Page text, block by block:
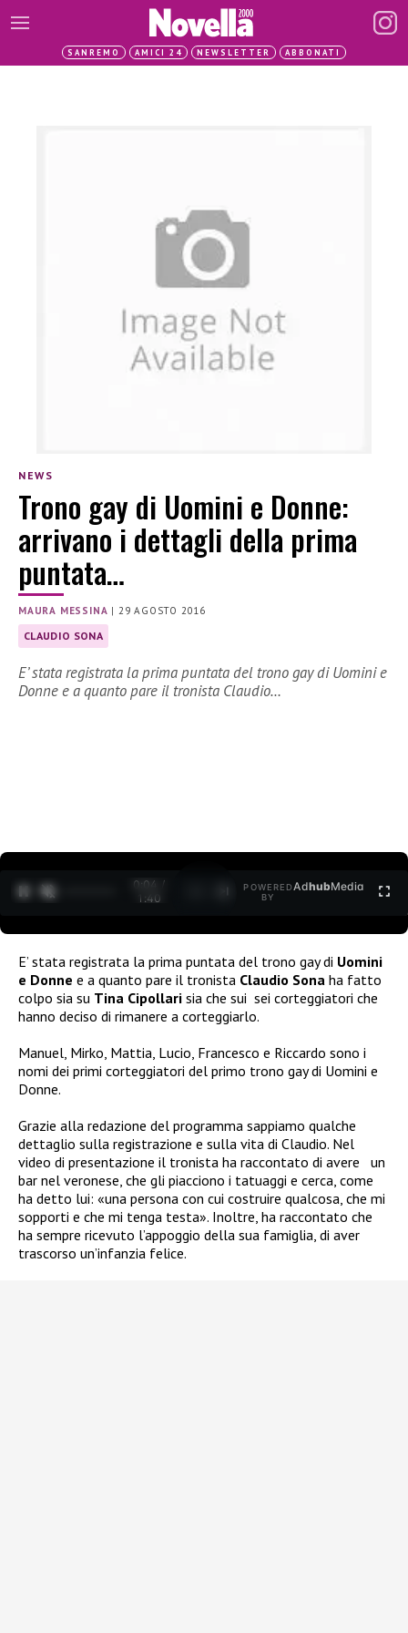
SANREMO AMICI 24 NEWSLETTER ABBONATI
NEWS
Trono gay di Uomini e Donne:
arrivano i dettagli della prima
puntata…
MAURA MESSINA | 29 AGOSTO 2016
CLAUDIO SONA
E’ stata registrata la prima puntata del trono gay di Uomini e
Donne e a quanto pare il tronista Claudio…
0:04 /
1:40
POWERED
BY
AdhubMedia
E’ stata registrata la prima puntata del trono gay di Uomini
e Donne e a quanto pare il tronista Claudio Sona ha fatto
colpo sia su Tina Cipollari sia che sui sei corteggiatori che
hanno deciso di rimanere a corteggiarlo.
Manuel, Mirko, Mattia, Lucio, Francesco e Riccardo sono i
nomi dei primi corteggiatori del primo trono gay di Uomini e
Donne.
Grazie alla redazione del programma sappiamo qualche
dettaglio sulla registrazione e sulla vita di Claudio. Nel
video di presentazione il tronista ha raccontato di avere un
bar nel veronese, che gli piacciono i tatuaggi e cerca, come
ha detto lui: «una persona con cui costruire qualcosa, che mi
sopporti e che mi tenga testa». Inoltre, ha raccontato che
ha sempre ricevuto l’appoggio della sua famiglia, di aver
trascorso un’infanzia felice.